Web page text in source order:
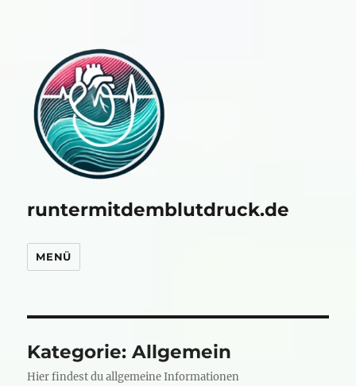
runtermitdemblutdruck.de
MENÜ
Kategorie:Allgemein
Hier findest du allgemeine Informationen